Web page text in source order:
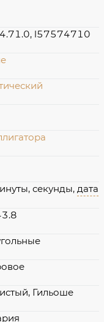
l57574710
секунды, дата
Гильоше